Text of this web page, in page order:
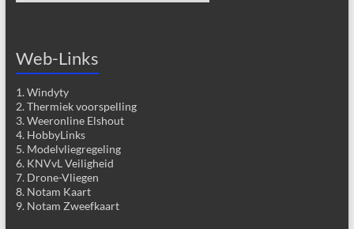
Web-Links
1. Windyty
2. Thermiek voorspelling
3. Weeronline Elshout
4. HobbyLinks
5. Modelvliegregeling
6. KNVvL Veiligheid
7. Drone-Vliegen
8. Notam Kaart
9. Notam Zweefkaart